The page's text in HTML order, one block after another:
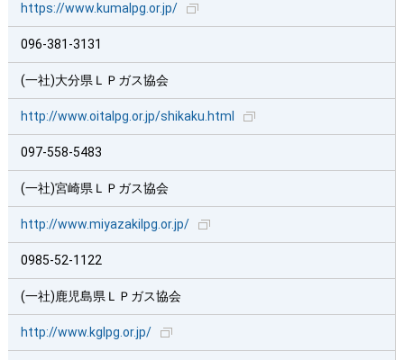
https://www.kumalpg.or.jp/
096-381-3131
(一社)大分県ＬＰガス協会
http://www.oitalpg.or.jp/shikaku.html
097-558-5483
(一社)宮崎県ＬＰガス協会
http://www.miyazakilpg.or.jp/
0985-52-1122
(一社)鹿児島県ＬＰガス協会
http://www.kglpg.or.jp/